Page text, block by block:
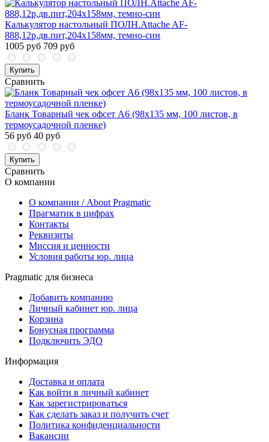
Калькулятор настольный ПОЛН.Attache AF-
888,12р,дв.пит,204x158мм, темно-син
1005 руб 709 руб
Купить
Сравнить
Бланк Товарный чек офсет А6 (98х135 мм, 100 листов, в
термоусадочной пленке)
56 руб 40 руб
Купить
Сравнить
О компании
О компании / About Pragmatic
Прагматик в цифрах
Контакты
Реквизиты
Миссия и ценности
Условия работы юр. лица
Pragmatic для бизнеса
Добавить компанию
Личный кабинет юр. лица
Корзина
Бонусная программа
Подключить ЭДО
Информация
Доставка и оплата
Как войти в личный кабинет
Как зарегистрироваться
Как сделать заказ и получить счет
Политика конфиденциальности
Вакансии